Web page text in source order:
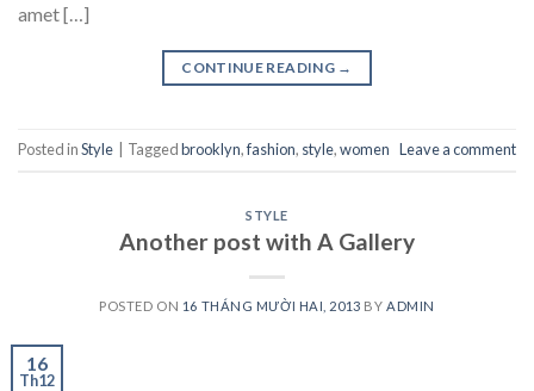
amet […]
CONTINUE READING →
Posted inStyle Taggedbrooklyn,fashion, style,women Leave a comment
STYLE
Another post with A Gallery
POSTED ON 16 THÁNG MƯỜI HAI, 2013 BY ADMIN
16
Th12